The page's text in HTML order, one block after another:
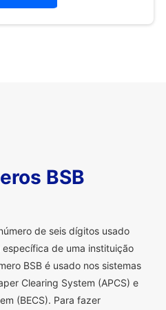
BSB
de seis dígitos usado
de uma instituição
BSB é usado nos sistemas
Clearing System (APCS) e
(BECS). Para fazer